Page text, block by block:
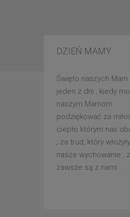
DZIEŃ MAMY
Święto naszych Mam
jeden z dni , kiedy
naszym Mamom
podziękować za
ciepło którym nas
, za trud, który
nasze wychowanie ,
zawsze są z nami .